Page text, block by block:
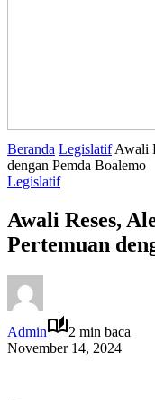
Beranda Legislatif Awali
dengan Pemda Boalemo
Legislatif
Awali Reses,
Pertemuan
Admin
2 min baca
November 14, 2024